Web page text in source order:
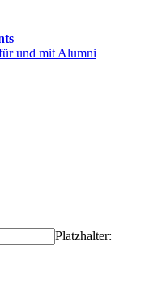
und mit Alumni
Platzhalter: